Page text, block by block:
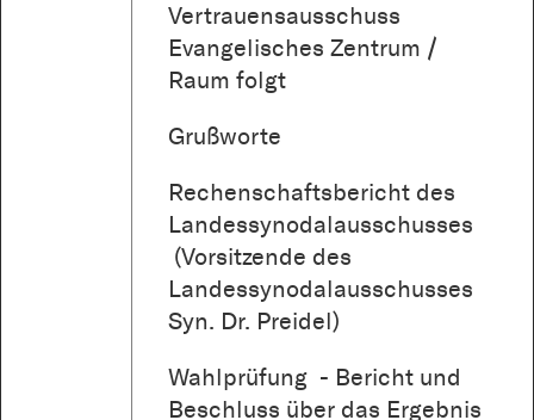
Vertrauensausschuss
Evangelisches Zentrum /
Raum folgt
Grußworte
Rechenschaftsbericht des
Landessynodalausschusses
(Vorsitzende des
Landessynodalausschusses
Syn. Dr. Preidel)
Wahlprüfung - Bericht und
Beschluss über das Ergebnis